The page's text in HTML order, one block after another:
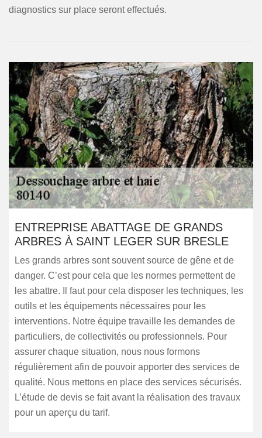
diagnostics sur place seront effectués.
ENTREPRISE ABATTAGE DE GRANDS
ARBRES À SAINT LEGER SUR BRESLE
Les grands arbres sont souvent source de gêne et de
danger. C’est pour cela que les normes permettent de
les abattre. Il faut pour cela disposer les techniques, les
outils et les équipements nécessaires pour les
interventions. Notre équipe travaille les demandes de
particuliers, de collectivités ou professionnels. Pour
assurer chaque situation, nous nous formons
régulièrement afin de pouvoir apporter des services de
qualité. Nous mettons en place des services sécurisés.
L’étude de devis se fait avant la réalisation des travaux
pour un aperçu du tarif.